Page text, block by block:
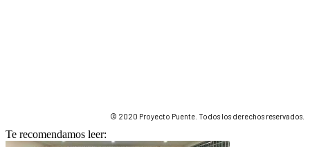
© 2020 Proyecto Puente. Todos los derechos reservados.
Te recomendamos leer: